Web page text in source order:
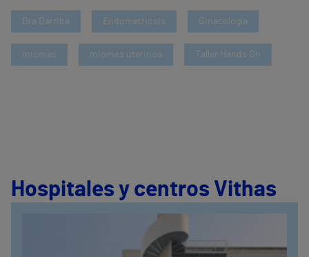
Dra Darriba Endometriosis Ginecología
miomas miomas uterinos Taller Hands On
Hospitales y centros Vithas